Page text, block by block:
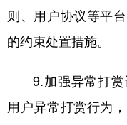
则、用户协议等平
的约束处置措施。
9.加强异常打赏
用户异常打赏行为